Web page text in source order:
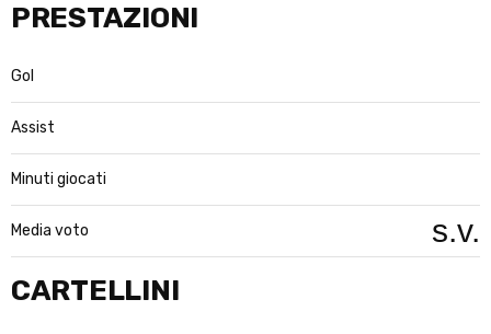
CARTELLINI
PRESTAZIONI
Gol
Assist
Minuti giocati
Media voto s.v.